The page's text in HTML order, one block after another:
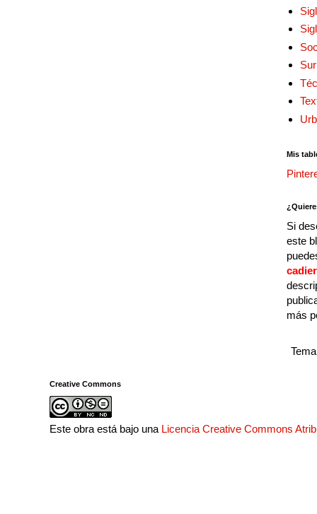
Mis
Si
este
más
Creative Commons
Este obra está bajo una Licencia Creative Commons